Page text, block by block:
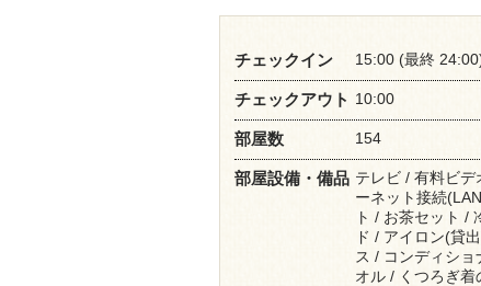
チェックイン 15:00 (最終
チェックアウト 10:00
部屋数 154
部屋設備・備品 テレビ / 有料ビ
ーネット接続
ト / お茶セット /
ド / アイロン(貸
ス / コンディシ
オル / くつろぎ